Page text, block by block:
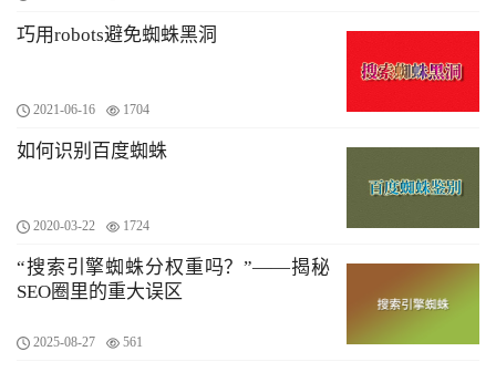
巧用robots避免蜘蛛黑洞
2021-06-16 1704
如何识别百度蜘蛛
2020-03-22 1724
“搜索引擎蜘蛛分权重吗？”——揭秘
SEO圈里的重大误区
2025-08-27 561